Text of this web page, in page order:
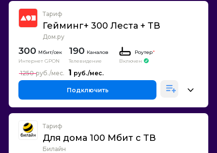
Тариф
Гейминг+ 300 Леста + ТВ
Дом.ру
300
Интернет GPON
190 Каналов
Телевидение
Роутер*
Включен
1
1250
Подключить
Тариф
Для дома 100 Мбит с ТВ
Билайн